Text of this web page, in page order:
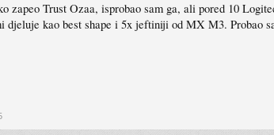
zapeo Trust Ozaa, isprobao sam ga, ali pored 10
djeluje kao best shape i 5x jeftiniji od MX M3. Probao